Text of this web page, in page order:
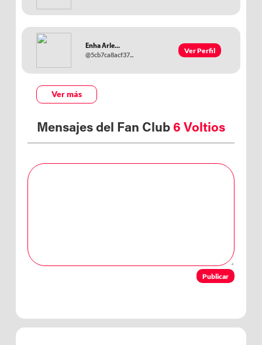
Enha Arle...
@5cb7ca8acf37... Ver Perfil
Ver más
Mensajes del Fan Club 6 Voltios
Publicar